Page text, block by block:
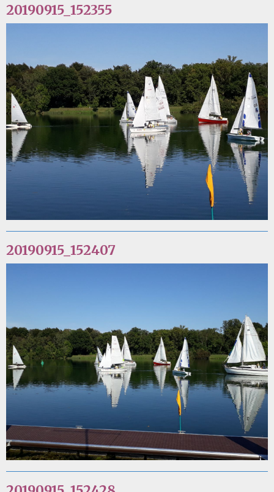
20190915_152355
20190915_152407